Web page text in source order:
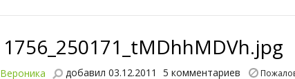
1756_250171_tMDhhMDVh.jpg
Вероника добавил 03.12.2011 5 комментариев